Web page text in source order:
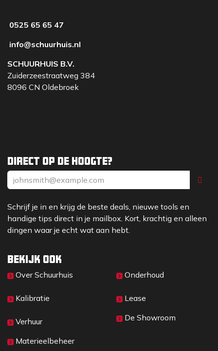
Direct op de hoogte?
Schrijf je in en krijg de beste deals, nieuwe tools en
handige tips direct in je mailbox. Kort, krachtig en alleen
dingen waar je echt wat aan hebt.
Bekijk ook
Over Sc​huurhuis
Kalibratie
Verhuur
Materieelbeheer
Onderhoud
Lease
De Showroom
0525 65 65 47
info@schuurhuis.nl
SCHUURHUIS B.V.
Zuiderzeestraatweg 384
8096 CN Oldebroek